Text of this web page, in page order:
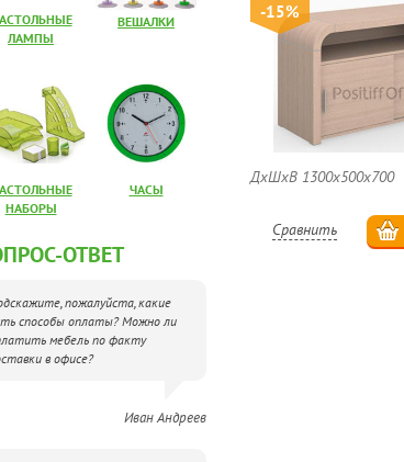
ЛАМПЫ
ВЕШАЛКИ
НАБОРЫ
ЧАСЫ
ОТВЕТ
пожалуйста, какие
способы оплаты? Можно ли
мебель по факту
в офисе?
Иван Андреев
-15%
ДхШхВ 1300х500х700
Сравнить